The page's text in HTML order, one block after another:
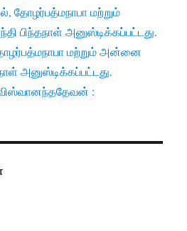
தோழர்பத்மநாபா மற்றும்
பிந்தநாள் அனுஸ்டிக்கப்பட்டது.
மற்றும் அன்னை
அனுஸ்டிக்கப்பட்டது.
: